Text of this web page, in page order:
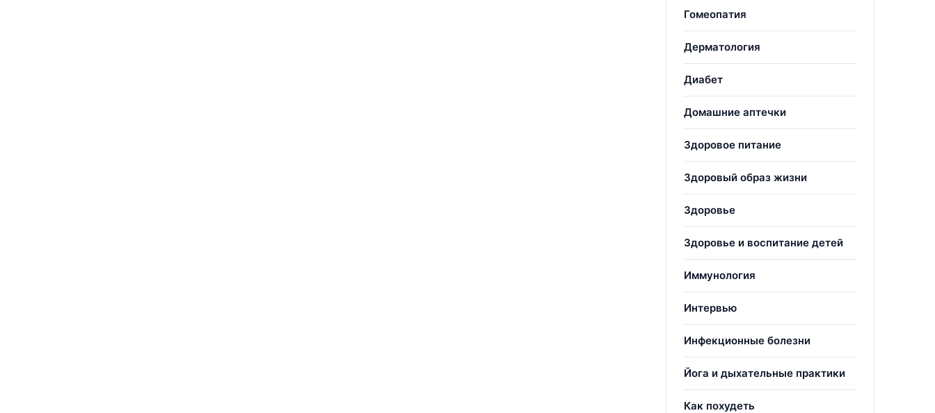
Гомеопатия
Дерматология
Диабет
Домашние аптечки
Здоровое питание
Здоровый образ жизни
Здоровье
Здоровье и воспитание детей
Иммунология
Интервью
Инфекционные болезни
Йога и дыхательные практики
Как похудеть